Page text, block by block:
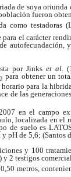
de soya oriunda
fueron
como testadoras
para el carácter
autofecundación,
por Jinkset al .
2 para obtener un
para la
de las
en el campo
localizada en el
de suelo es
pH de 5,6; (Santos
y 100
) y 2 testigos
metros,